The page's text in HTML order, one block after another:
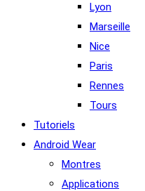
Lyon
Marseille
Nice
Paris
Rennes
Tours
Tutoriels
Android Wear
Montres
Applications